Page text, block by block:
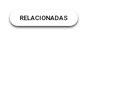
RELACIONADAS